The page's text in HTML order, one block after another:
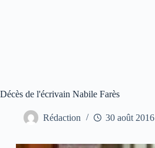
Décès de l'écrivain Nabile Farès
Rédaction 30 août 2016